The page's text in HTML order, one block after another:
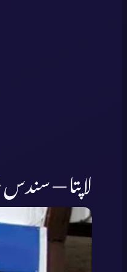
لاپتا —